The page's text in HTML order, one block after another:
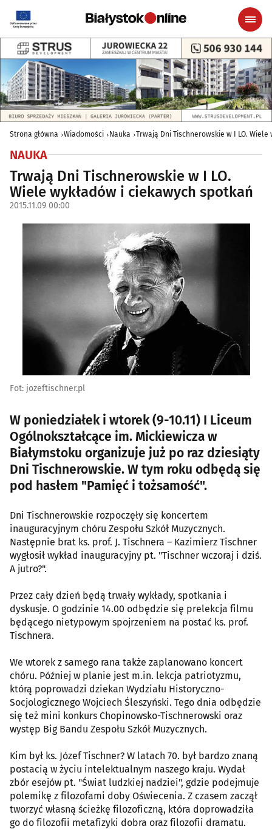
Strona główna Wiadomości Nauka Trwają Dni Tischnerowskie w I LO.
NAUKA
Trwają Dni Tischnerowskie w I LO.
Wiele wykładów i ciekawych spotkań
2015.11.09 00:00
Fot: jozeftischner.pl
W poniedziałek i wtorek (9-10.11) I Liceum
Ogólnokształcące im. Mickiewicza w
Białymstoku organizuje już po raz dziesiąty
Dni Tischnerowskie. W tym roku odbędą się
pod hasłem "Pamięć i tożsamość".
Dni Tischnerowskie rozpoczęły się koncertem
inauguracyjnym chóru Zespołu Szkół Muzycznych.
Następnie brat ks. prof. J. Tischnera – Kazimierz Tischner
wygłosił wykład inauguracyjny pt. "Tischner wczoraj i dziś.
A jutro?".
Przez cały dzień będą trwały wykłady, spotkania i
dyskusje. O godzinie 14.00 odbędzie się prelekcja filmu
będącego nietypowym spojrzeniem na postać ks. prof.
Tischnera.
We wtorek z samego rana także zaplanowano koncert
chóru. Później w planie jest m.in. lekcja patriotyzmu,
którą poprowadzi dziekan Wydziału Historyczno-
Socjologicznego Wojciech Śleszyński. Tego dnia odbędzie
się też mini konkurs Chopinowsko-Tischnerowski oraz
występ Big Bandu Zespołu Szkół Muzycznych.
Kim był ks. Józef Tischner? W latach 70. był bardzo znaną
postacią w życiu intelektualnym naszego kraju. Wydał
zbór esejów pt. "Świat ludzkiej nadziei", gdzie podejmuje
polemikę z filozofami doby Oświecenia. Z czasem zaczął
tworzyć własną ścieżkę filozoficzną, która doprowadziła
go do filozofii metafizyki dobra oraz filozofii dramatu.